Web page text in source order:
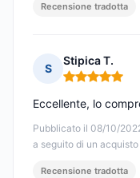
Recensione tradotta
S
Stipica T.
Nota: 5 su 5
Pubblicato il 08/10/
a seguito di un
Eccellente, lo
Recensione tradotta